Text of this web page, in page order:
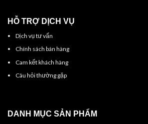
HỖ TRỢ DỊCH VỤ
Dịch vụ tư vấn
Chính sách bán hàng
Cam kết khách hàng
Câu hỏi thường gặp
DANH MỤC SẢN PHẨM